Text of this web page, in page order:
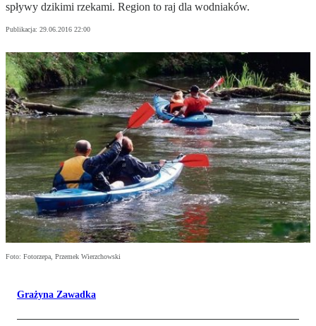
spływy dzikimi rzekami. Region to raj dla wodniaków.
Publikacja: 29.06.2016 22:00
Foto: Fotorzepa, Przemek Wierzchowski
Grażyna Zawadka